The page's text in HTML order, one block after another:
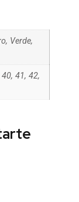
Verde,
41, 42,